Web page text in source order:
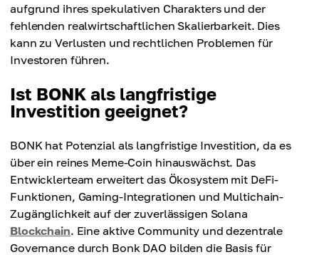
aufgrund ihres spekulativen Charakters und der
fehlenden realwirtschaftlichen Skalierbarkeit. Dies
kann zu Verlusten und rechtlichen Problemen für
Investoren führen.
Ist BONK als langfristige
Investition geeignet?
BONK hat Potenzial als langfristige Investition, da es
über ein reines Meme-Coin hinauswächst. Das
Entwicklerteam erweitert das Ökosystem mit DeFi-
Funktionen, Gaming-Integrationen und Multichain-
Zugänglichkeit auf der zuverlässigen Solana
Blockchain. Eine aktive Community und dezentrale
Governance durch Bonk DAO bilden die Basis für